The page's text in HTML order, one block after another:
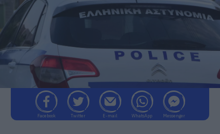
Facebook Twitter E-mail WhatsApp Messenger